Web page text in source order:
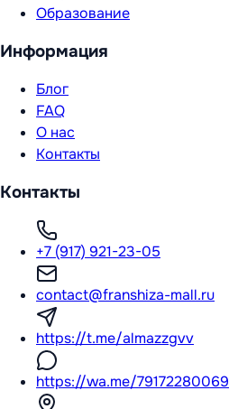
Образование
Информация
Блог
FAQ
О нас
Контакты
Контакты
+7 (917) 921-23-05
contact@franshiza-mall.ru
https://t.me/almazzgvv
https://wa.me/79172280069